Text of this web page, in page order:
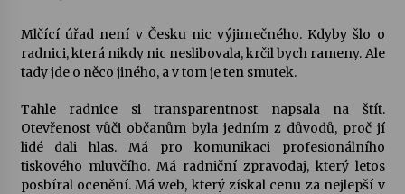
Mlčící úřad není v Česku nic výjimečného. Kdyby šlo o
radnici, která nikdy nic neslibovala, krčil bych rameny. Ale
tady jde o něco jiného, a v tom je ten smutek.
Tahle radnice si transparentnost napsala na štít.
Otevřenost vůči občanům byla jedním z důvodů, proč jí
lidé dali hlas. Má pro komunikaci profesionálního
tiskového mluvčího. Má radniční zpravodaj, který letos
posbíral ocenění. Má web, který získal cenu za nejlepší v